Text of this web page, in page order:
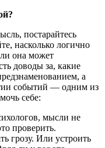
постарайтесь
насколько логично
она может
доводы за, какие
а
событий — одним из
себе:
мысли не
проверить.
грозу. Или устроить